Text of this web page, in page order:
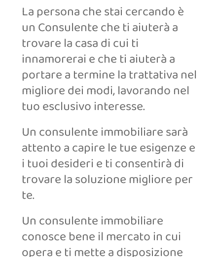
La persona che stai cercando è
un Consulente che ti aiuterà a
trovare la casa di cui ti
innamorerai e che ti aiuterà a
portare a termine la trattativa nel
migliore dei modi, lavorando nel
tuo esclusivo interesse.
Un consulente immobiliare sarà
attento a capire le tue esigenze e
i tuoi desideri e ti consentirà di
trovare la soluzione migliore per
te.
Un consulente immobiliare
conosce bene il mercato in cui
opera e ti mette a disposizione